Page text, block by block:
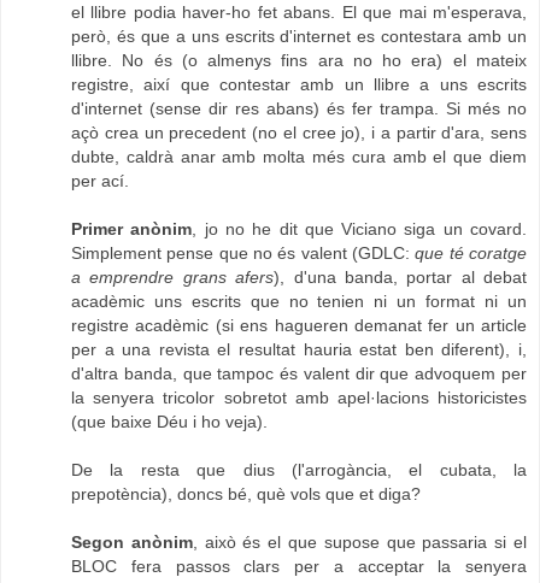
el llibre podia haver-ho fet abans. El que mai m'esperava,
però, és que a uns escrits d'internet es contestara amb un
llibre. No és (o almenys fins ara no ho era) el mateix
registre, així que contestar amb un llibre a uns escrits
d'internet (sense dir res abans) és fer trampa. Si més no
açò crea un precedent (no el cree jo), i a partir d'ara, sens
dubte, caldrà anar amb molta més cura amb el que diem
per ací.
Primer anònim , jo no he dit que Viciano siga un covard.
Simplement pense que no és valent (GDLC:que té coratge
a emprendre grans afers), d'una banda, portar al debat
acadèmic uns escrits que no tenien ni un format ni un
registre acadèmic (si ens hagueren demanat fer un article
per a una revista el resultat hauria estat ben diferent), i,
d'altra banda, que tampoc és valent dir que advoquem per
la senyera tricolor sobretot amb apel·lacions historicistes
(que baixe Déu i ho veja).
De la resta que dius (l'arrogància, el cubata, la
prepotència), doncs bé, què vols que et diga?
Segon anònim, això és el que supose que passaria si el
BLOC fera passos clars per a acceptar la senyera